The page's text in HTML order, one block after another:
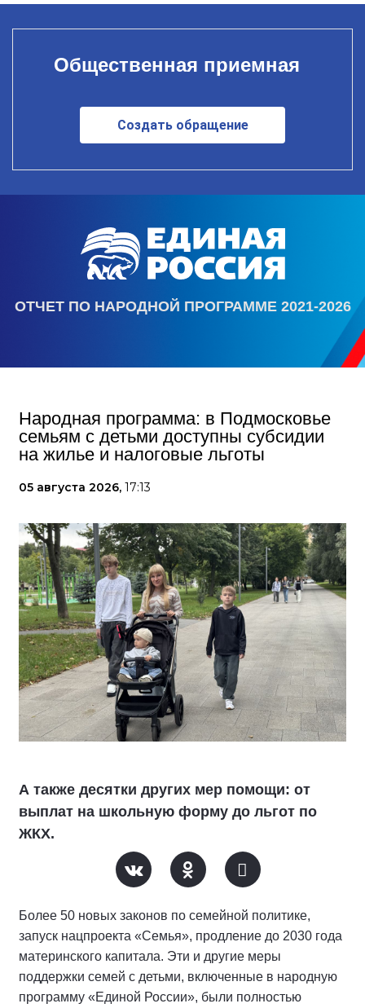
Общественная приемная
Создать обращение
ОТЧЕТ ПО НАРОДНОЙ ПРОГРАММЕ 2021-2026
Народная программа: в Подмосковье
семьям с детьми доступны субсидии
на жилье и налоговые льготы
05 августа 2026, 17:13
А также десятки других мер помощи: от
выплат на школьную форму до льгот по
ЖКХ.
Более 50 новых законов по семейной политике,
запуск нацпроекта «Семья», продление до 2030 года
материнского капитала. Эти и другие меры
поддержки семей с детьми, включенные в народную
программу «Единой России», были полностью